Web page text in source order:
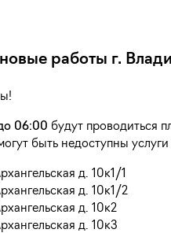
работы г.
06:00 будут проводиться
быть недоступны
д. 10к1/1
д. 10к1/2
д. 10к2
д. 10к3